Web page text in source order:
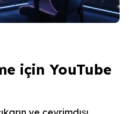
için YouTube